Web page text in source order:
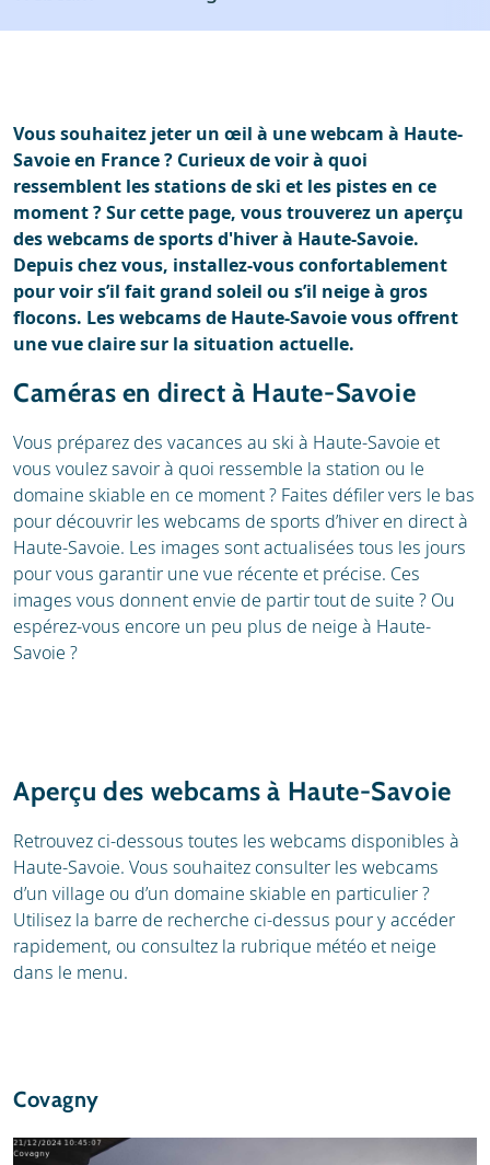
Avis
Vous souhaitez jeter un œil à une webcam à Haute-
Savoie en France ? Curieux de voir à quoi
ressemblent les stations de ski et les pistes en ce
moment ? Sur cette page, vous trouverez un aperçu
des webcams de sports d'hiver à Haute-Savoie.
Depuis chez vous, installez-vous confortablement
pour voir s’il fait grand soleil ou s’il neige à gros
flocons. Les webcams de Haute-Savoie vous offrent
une vue claire sur la situation actuelle.
Caméras en direct à Haute-Savoie
Vous préparez des vacances au ski à Haute-Savoie et
vous voulez savoir à quoi ressemble la station ou le
domaine skiable en ce moment ? Faites défiler vers le bas
pour découvrir les webcams de sports d’hiver en direct à
Haute-Savoie. Les images sont actualisées tous les jours
pour vous garantir une vue récente et précise. Ces
images vous donnent envie de partir tout de suite ? Ou
espérez-vous encore un peu plus de neige à Haute-
Savoie ?
Aperçu des webcams à Haute-Savoie
Retrouvez ci-dessous toutes les webcams disponibles à
Haute-Savoie. Vous souhaitez consulter les webcams
d’un village ou d’un domaine skiable en particulier ?
Utilisez la barre de recherche ci-dessus pour y accéder
rapidement, ou consultez la rubrique météo et neige
dans le menu.
Covagny